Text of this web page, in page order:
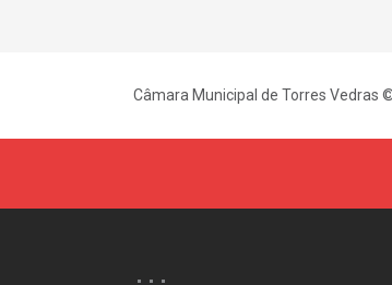
Câmara Municipal de Torres Vedras